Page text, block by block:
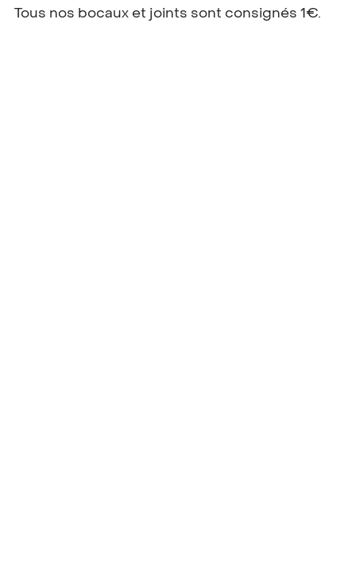
Tous nos bocaux et joints sont consignés 1€.